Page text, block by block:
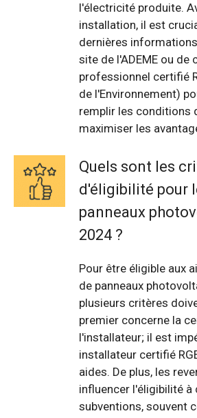
l'électricité produite.
installation, il est
dernières
site de l'ADEME ou de
professionnel certifié
de l'Environnement)
remplir les conditions
maximiser les
Quels sont les
d'éligibilité pour
panneaux
2024 ?
Pour être éligible aux
de panneaux
plusieurs critères
premier concerne la
l'installateur; il est
installateur certifié
aides. De plus, les
influencer l'éligibilité à
subventions, souvent